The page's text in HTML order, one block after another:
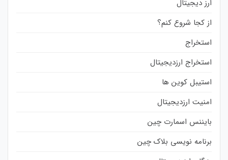
ارز دیجیتال
از کجا شروع کنم؟
استخراج
استخراج ارزدیجیتال
استیبل کوین ها
امنیت ارزدیجیتال
بایننس اسمارت چین
برنامه نویسی بلاک چین